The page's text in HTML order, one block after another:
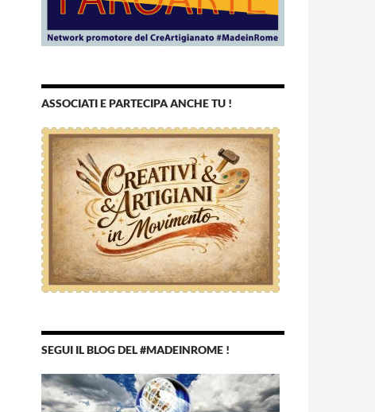
ASSOCIATI E PARTECIPA ANCHE TU !
SEGUI IL BLOG DEL #MADEINROME !